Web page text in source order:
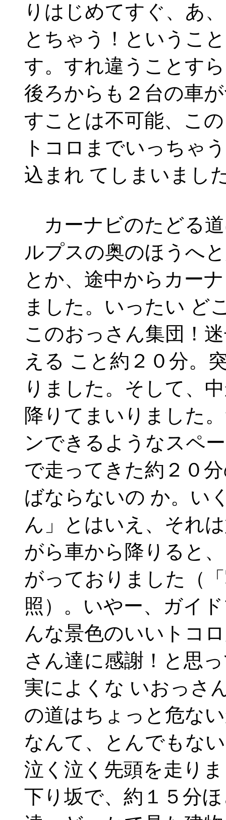
りはじめてすぐ、あ
とちゃう！というこ
す。すれ違うことす
後ろからも２台の車
すことは不可能、こ
トコロまでいっちゃ
込まれ てしまいまし
カーナビのたどる
ルプスの奥のほうへ
とか、途中からカー
ました。いったい ど
このおっさん集団！
える こと約２０分。
りました。そして、
降りてまいりました
ンできるようなスペ
で走ってきた約２０
ばならないの か。い
ん」とはいえ、それ
がら車から降りると
がっておりました（
照）。いやー、ガイ
んな景色のいいトコ
さん達に感謝！と思
実によくな いおっさ
の道はちょっと危な
なんて、とんでもな
泣く泣く先頭を走り
下り坂で、約１５分